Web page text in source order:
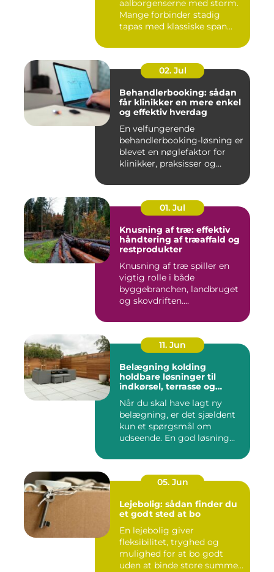
aalborgenserne med storm.
Mange forbinder stadig
tapas med klassiske span...
02. Jul
Behandlerbooking: sådan
får klinikker en mere enkel
og effektiv hverdag
En velfungerende
behandlerbooking-løsning er
blevet en nøglefaktor for
klinikker, praksisser og
01. Jul
Knusning af træ: effektiv
håndtering af træaffald og
restprodukter
Knusning af træ spiller en
vigtig rolle i både
byggebranchen, landbruget
og skovdriften....
11. Jun
Belægning kolding
holdbare løsninger til
indkørsel, terrasse og
Når du skal have lagt ny
belægning, er det sjældent
kun et spørgsmål om
udseende. En god løsning
05. Jun
Lejebolig: sådan finder du
et godt sted at bo
En lejebolig giver
fleksibilitet, tryghed og
mulighed for at bo godt
uden at binde store summer